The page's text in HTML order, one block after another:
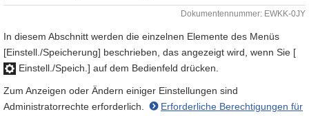
Dokumentennummer: EWKK-0JY
In diesem Abschnitt werden die einzelnen Elemente des Menüs
[Einstell./Speicherung] beschrieben, das angezeigt wird, wenn Sie [
Einstell./Speich.] auf dem Bedienfeld drücken.
Zum Anzeigen oder Ändern einiger Einstellungen sind
Administratorrechte erforderlich.
Erforderliche Berechtigungen für